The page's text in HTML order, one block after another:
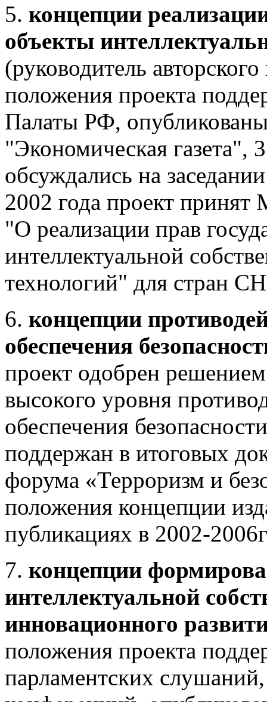
5. концепции
объекты
(руководитель
положения проекта
Палаты РФ,
"Экономическая газета",
обсуждались на
2002 года проект
"О реализации прав
интеллектуальной
технологий" для стран
6. концепции
обеспечения
проект одобрен
высокого уровня
обеспечения
поддержан в итоговых
форума «Терроризм и
положения концепции
публикациях в 2002-
7. концепции
интеллектуальной
инновационного
положения проекта
парламентских